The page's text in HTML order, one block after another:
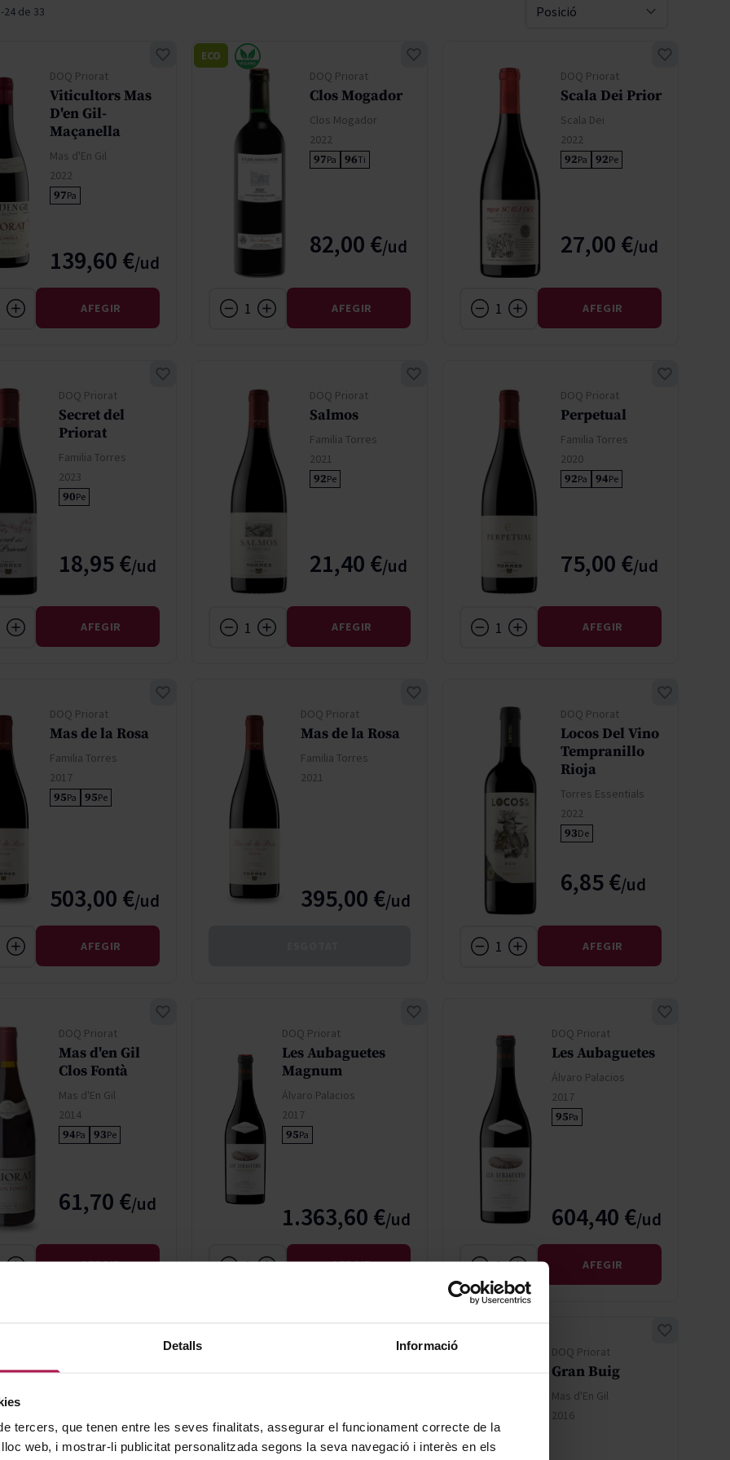
Detalls Informació
tercers, que tenen entre les seves finalitats, assegurar el funcionament correcte de la
web, i mostrar-li publicitat personalitzada segons la seva navegació i interès en els
Valduero
-24 de 33
DOQ Priorat
Viticultors Mas
D'en Gil-
Maçanella
Mas d'En Gil
2022
97Pa
139,60 €
AFEGIR
DOQ Priorat
Clos Mogador
Clos Mogador
2022
97Pa 96Ti
82,00 €
ECO
AFEGIR
DOQ Priorat
Scala Dei Prior
Scala Dei
2022
92Pa 92Pe
27,00 €
AFEGIR
DOQ Priorat
Secret del
Priorat
Familia Torres
2023
90Pe
18,95 €
AFEGIR
DOQ Priorat
Salmos
Familia Torres
2021
92Pe
21,40 €
AFEGIR
DOQ Priorat
Perpetual
Familia Torres
2020
92Pa 94Pe
75,00 €
AFEGIR
DOQ Priorat
Mas de la Rosa
Familia Torres
2017
95Pa 95Pe
503,00 €
AFEGIR
DOQ Priorat
Mas de la Rosa
Familia Torres
2021
395,00 €
DOQ Priorat
Locos Del Vino
Tempranillo
Rioja
Torres Essentials
2022
93De
6,85 €
AFEGIR
DOQ Priorat
Mas d'en Gil
Clos Fontà
Mas d'En Gil
2014
94Pa 93Pe
61,70 €
AFEGIR
DOQ Priorat
Les Aubaguetes
Magnum
Álvaro Palacios
2017
95Pa
1.363,60 €
AFEGIR
DOQ Priorat
Les Aubaguetes
Álvaro Palacios
2017
95Pa
604,40 €
AFEGIR
L'ermita
98 Pa 97Pe
98Pa 97Pe
DOQ Priorat
Gran Buig
Mas d'En Gil
2016